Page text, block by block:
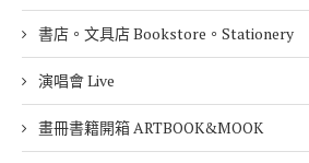
書店。文具店 Bookstore。Stationery
演唱會 Live
畫冊書籍開箱 ARTBOOK&MOOK